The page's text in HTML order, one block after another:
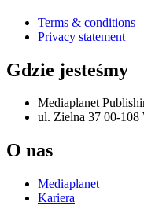
Terms & conditions
Privacy statement
Gdzie jesteśmy
Mediaplanet
ul. Zielna 37 00-108
O nas
Mediaplanet
Kariera